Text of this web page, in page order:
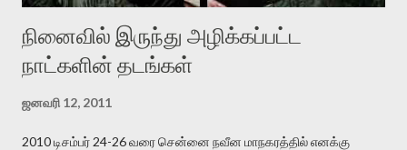
நினைவில் இருந்து அழிக்கப்பட்ட
நாட்களின் தடங்கள்
ஜனவரி 12, 2011
2010 டிசம்பர் 24-26 வரை சென்னை நவீன மாநகரத்தில் எனக்கு